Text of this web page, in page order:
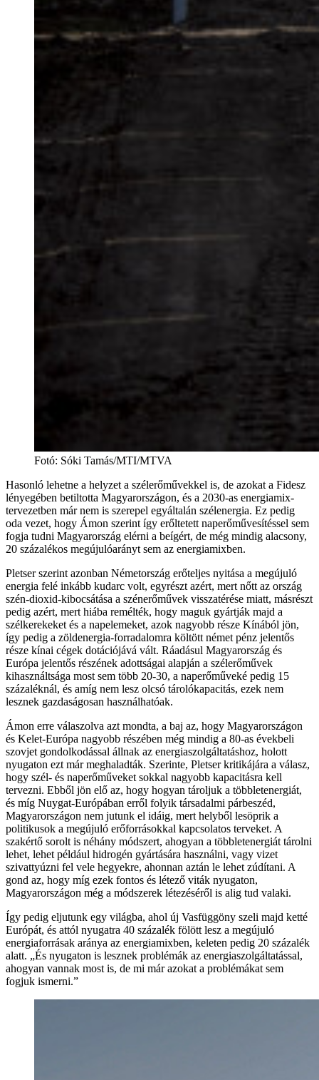
Fotó: Sóki Tamás/MTI/MTVA
Hasonló lehetne a helyzet a szélerőművekkel is, de azokat a Fidesz
lényegében betiltotta Magyarországon, és a 2030-as energiamix-
tervezetben már nem is szerepel egyáltalán szélenergia. Ez pedig
oda vezet, hogy Ámon szerint így erőltetett naperőművesítéssel sem
fogja tudni Magyarország elérni a beígért, de még mindig alacsony,
20 százalékos megújulóarányt sem az energiamixben.
Pletser szerint azonban Németország erőteljes nyitása a megújuló
energia felé inkább kudarc volt, egyrészt azért, mert nőtt az ország
szén-dioxid-kibocsátása a szénerőművek visszatérése miatt, másrészt
pedig azért, mert hiába remélték, hogy maguk gyártják majd a
szélkerekeket és a napelemeket, azok nagyobb része Kínából jön,
így pedig a zöldenergia-forradalomra költött német pénz jelentős
része kínai cégek dotációjává vált. Ráadásul Magyarország és
Európa jelentős részének adottságai alapján a szélerőművek
kihasználtsága most sem több 20-30, a naperőműveké pedig 15
százaléknál, és amíg nem lesz olcsó tárolókapacitás, ezek nem
lesznek gazdaságosan használhatóak.
Ámon erre válaszolva azt mondta, a baj az, hogy Magyarországon
és Kelet-Európa nagyobb részében még mindig a 80-as évekbeli
szovjet gondolkodással állnak az energiaszolgáltatáshoz, holott
nyugaton ezt már meghaladták. Szerinte, Pletser kritikájára a válasz,
hogy szél- és naperőműveket sokkal nagyobb kapacitásra kell
tervezni. Ebből jön elő az, hogy hogyan tároljuk a többletenergiát,
és míg Nuygat-Európában erről folyik társadalmi párbeszéd,
Magyarországon nem jutunk el idáig, mert helyből lesöprik a
politikusok a megújuló erőforrásokkal kapcsolatos terveket. A
szakértő sorolt is néhány módszert, ahogyan a többletenergiát tárolni
lehet, lehet például hidrogén gyártására használni, vagy vizet
szivattyúzni fel vele hegyekre, ahonnan aztán le lehet zúdítani. A
gond az, hogy míg ezek fontos és létező viták nyugaton,
Magyarországon még a módszerek létezéséről is alig tud valaki.
Így pedig eljutunk egy világba, ahol új Vasfüggöny szeli majd ketté
Európát, és attól nyugatra 40 százalék fölött lesz a megújuló
energiaforrásak aránya az energiamixben, keleten pedig 20 százalék
alatt. „És nyugaton is lesznek problémák az energiaszolgáltatással,
ahogyan vannak most is, de mi már azokat a problémákat sem
fogjuk ismerni.”